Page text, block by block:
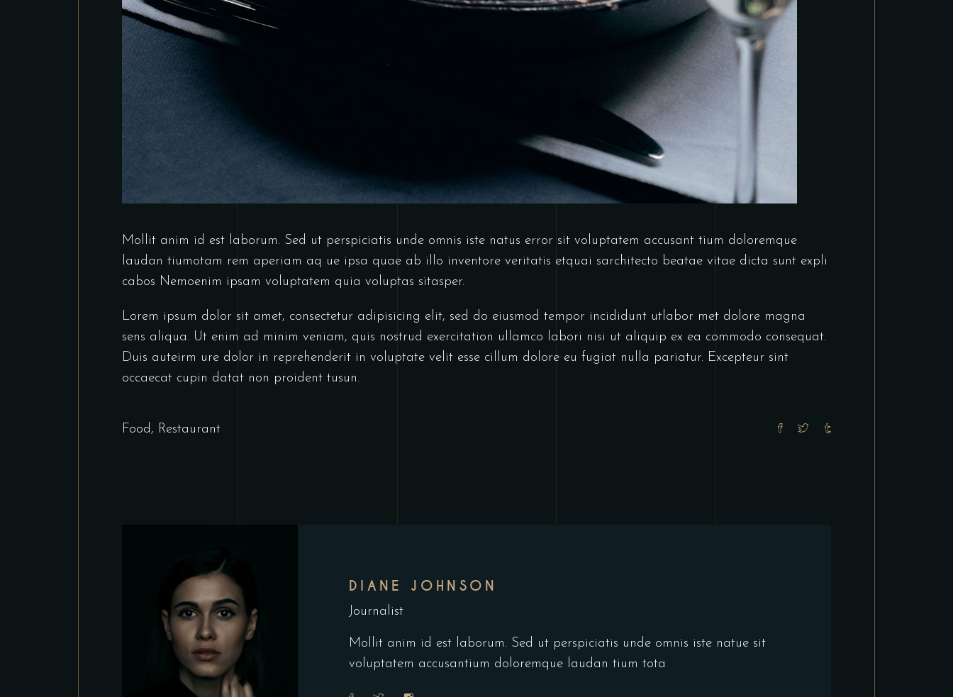
Mollit anim id est laborum. Sed ut perspiciatis unde omnis iste natus error sit voluptatem accusant tium doloremque
laudan tiumotam rem aperiam aq ue ipsa quae ab illo inventore veritatis etquai sarchitecto beatae vitae dicta sunt expli
cabos Nemoenim ipsam voluptatem quia voluptas sitasper.
Lorem ipsum dolor sit amet, consectetur adipisicing elit, sed do eiusmod tempor incididunt utlabor met dolore magna
sens aliqua. Ut enim ad minim veniam, quis nostrud exercitation ullamco labori nisi ut aliquip ex ea commodo consequat.
Duis auteirm ure dolor in reprehenderit in voluptate velit esse cillum dolore eu fugiat nulla pariatur. Excepteur sint
occaecat cupin datat non proident tusun.
Food, Restaurant
DIANE JOHNSON
Journalist
Mollit anim id est laborum. Sed ut perspiciatis unde omnis iste natue sit
voluptatem accusantium doloremque laudan tium tota